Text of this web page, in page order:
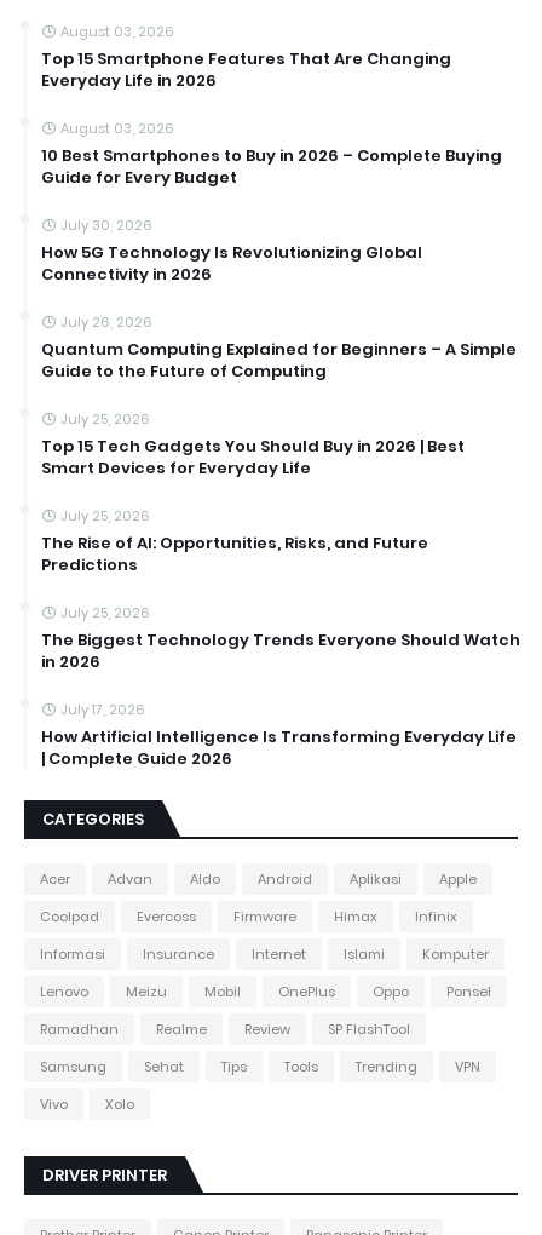
August 03, 2026
Top 15 Smartphone Features That Are Changing
Everyday Life in 2026
August 03, 2026
10 Best Smartphones to Buy in 2026 – Complete Buying
Guide for Every Budget
July 30, 2026
How 5G Technology Is Revolutionizing Global
Connectivity in 2026
July 26, 2026
Quantum Computing Explained for Beginners – A Simple
Guide to the Future of Computing
July 25, 2026
Top 15 Tech Gadgets You Should Buy in 2026 | Best
Smart Devices for Everyday Life
July 25, 2026
The Rise of AI: Opportunities, Risks, and Future
Predictions
July 25, 2026
The Biggest Technology Trends Everyone Should Watch
in 2026
July 17, 2026
How Artificial Intelligence Is Transforming Everyday Life
| Complete Guide 2026
CATEGORIES
Acer Advan Aldo Android Aplikasi
Apple
Coolpad
Evercoss Firmware Himax
Infinix
Informasi
Insurance Internet Islami
Komputer
Lenovo
Meizu Mobil OnePlus Oppo
Ponsel
Ramadhan
Realme Review
SP FlashTool
Samsung
Sehat Tips Tools Trending
VPN
Vivo
Xolo
DRIVER PRINTER